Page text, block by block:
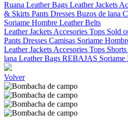
Ruana Leather Bags Leather Jackets
& Skirts Pants Dresses Buzos de lana
Soriame Hombre Leather Belts
Leather Jackets Accesories Tops Sold
Pants Dresses Camisas Soriame
Leather Jackets Accesories Tops
lana Leather Bags REBAJAS Soriame
Volver